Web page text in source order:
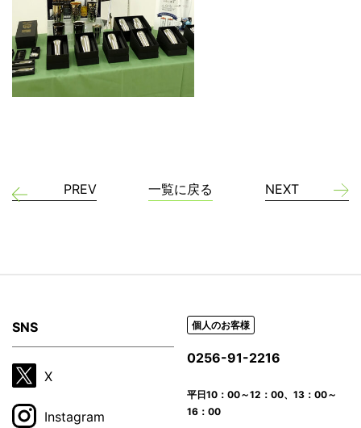
PREV 一覧に戻る NEXT
SNS
X
Instagram
個人のお客様
0256-91-2216
平日10：00～12：00、13：00～
16：00